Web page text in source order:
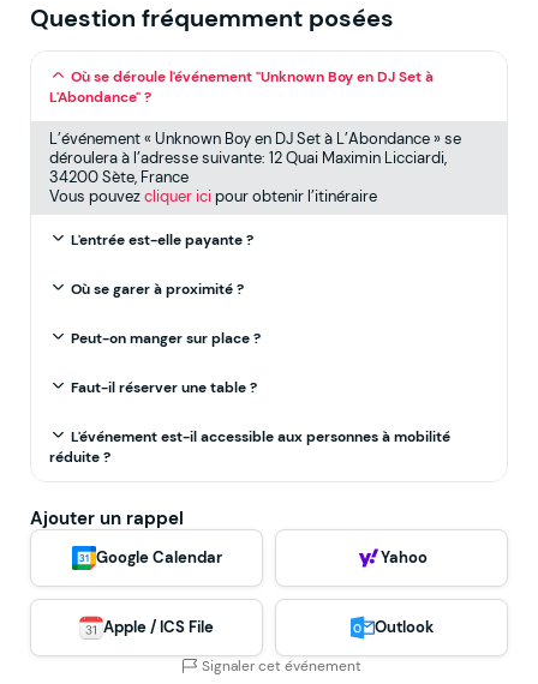
Question fréquemment posées
Où se déroule l'événement "Unknown Boy en DJ Set à
L'Abondance" ?
L’événement « Unknown Boy en DJ Set à L’Abondance » se
déroulera à l’adresse suivante: 12 Quai Maximin Licciardi,
34200 Sète, France
Vous pouvezcliquer icipour obtenir l’itinéraire
L'entrée est-elle payante ?
Où se garer à proximité ?
Peut-on manger sur place ?
Faut-il réserver une table ?
L'événement est-il accessible aux personnes à mobilité
réduite ?
Ajouter un rappel
Google Calendar Yahoo
Apple / ICS File Outlook
Signaler cet événement